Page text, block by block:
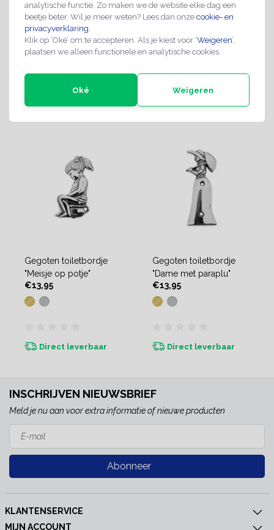
analytische functie. Zo maken we de website elke dag een
beetje beter. Wil je meer weten? Lees dan onze cookie- en
privacyverklaring.
Klik op ‘Oké’ om te accepteren. Als je kiest voor ‘Weigeren’,
plaatsen we alleen functionele en analytische cookies.
Oké Weigeren
Gegoten toiletbordje
"Man met bolhoed"
€13,95
Direct leverbaar
Gegoten toiletbordje
"Jongetje in rolstoel"
Direct leverbaar
Gegoten toiletbordje
"Meisje op potje"
€13,95
Direct leverbaar
Gegoten toiletbordje
"Dame met paraplu"
€13,95
Direct leverbaar
INSCHRIJVEN NIEUWSBRIEF
Meld je nu aan voor extra informatie of nieuwe producten
Abonneer
KLANTENSERVICE
MIJN ACCOUNT